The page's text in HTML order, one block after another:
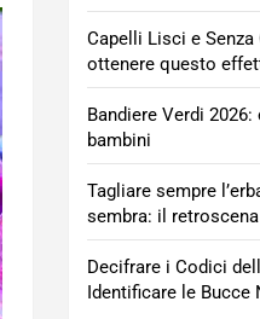
Capelli Lisci e
ottenere questo
Bandiere Verdi
bambini
Tagliare sempre
sembra: il
Decifrare i Codici
Identificare le Bucce